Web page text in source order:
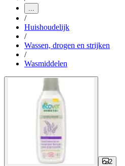
...
/
Huishoudelijk
/
Wassen, drogen en strijken
/
Wasmiddelen
2